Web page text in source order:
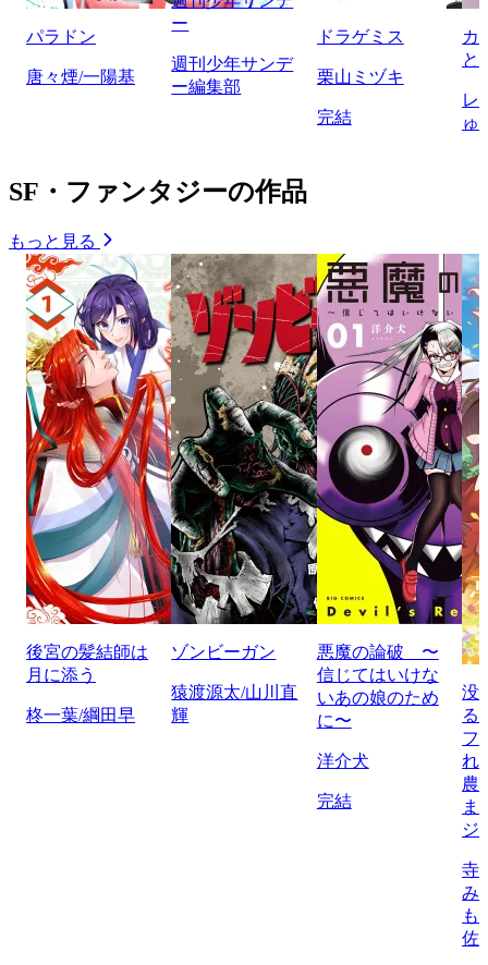
パラドン
唐々煙/一陽基
ー
週刊少年サンデ
ー編集部
ドラゲミス
栗山ミヅキ
完結
カ
と
レ
ゅ
SF・ファンタジーの作品
もっと見る
後宮の髪結師は
月に添う
柊一葉/綱田早
ゾンビーガン
猿渡源太/山川直
輝
悪魔の論破 〜
信じてはいけな
いあの娘のため
に〜
洋介犬
完結
没
る
フ
れ
農
ま
ジ
寺
み
も
佐